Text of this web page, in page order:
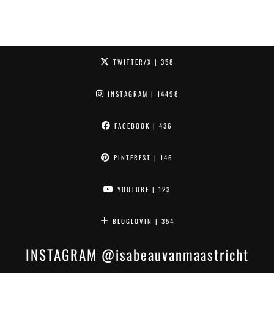
TWITTER/X | 358
INSTAGRAM | 14498
FACEBOOK | 436
PINTEREST | 146
YOUTUBE | 123
BLOGLOVIN | 354
INSTAGRAM @isabeauvanmaastricht